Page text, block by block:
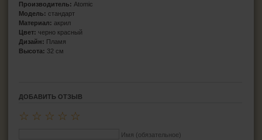
Производитель: Atomic
Модель: стандарт
Материал: акрил
Цвет: черно красный
Дизайн: Пламя
Высота: 32 см
ДОБАВИТЬ ОТЗЫВ
☆
☆
☆
☆
☆
Имя (обязательное)